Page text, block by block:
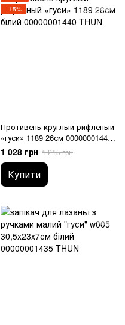
−15%
Противень круглый рифленый
«гуси» 1189 26см 00000001440
THUN
1 028 грн 1 215 грн
Купити